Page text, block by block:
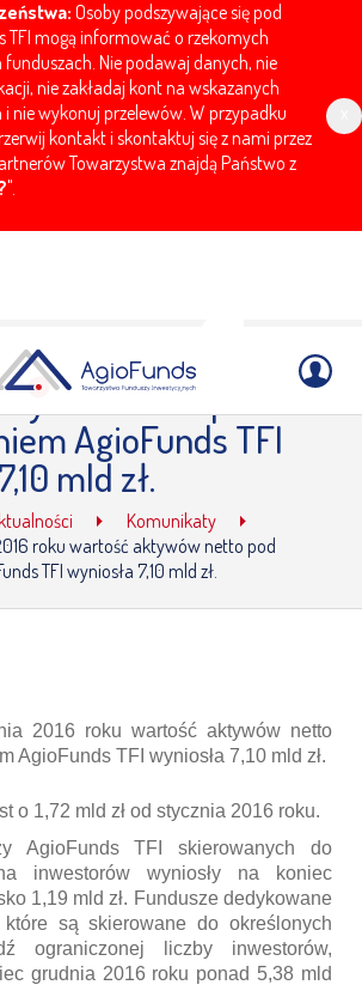
Osoby podszywające się pod
TFI mogą informować o rzekomych
Nie podawaj danych, nie
nie zakładaj kont na wskazanych
nie wykonuj przelewów. W przypadku
kontakt i skontaktuj się z nami przez
Towarzystwa znajdą Państwo z
".
2016 roku
netto pod
AgioFunds TFI
mld zł.
Komunikaty
roku wartość aktywów netto pod
TFI wyniosła 7,10 mld zł.
2016 roku wartość aktywów netto
AgioFunds TFI wyniosła 7,10 mld zł.
o 1,72 mld zł od stycznia 2016 roku.
AgioFunds TFI skierowanych do
inwestorów wyniosły na koniec
1,19 mld zł. Fundusze dedykowane
są skierowane do określonych
ograniczonej liczby inwestorów,
grudnia 2016 roku ponad 5,38 mld